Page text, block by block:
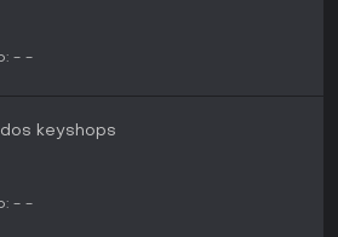
- -
keyshops
- -